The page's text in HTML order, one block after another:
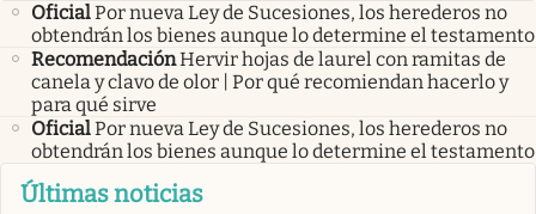
OficialPor nueva Ley de Sucesiones, los herederos no
obtendrán los bienes aunque lo determine el testamento
RecomendaciónHervir hojas de laurel con ramitas de
canela y clavo de olor | Por qué recomiendan hacerlo y
para qué sirve
OficialPor nueva Ley de Sucesiones, los herederos no
obtendrán los bienes aunque lo determine el testamento
Últimas noticias